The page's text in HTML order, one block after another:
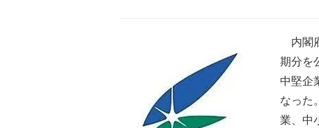
内閣
期分を
中堅企
なった
業、中